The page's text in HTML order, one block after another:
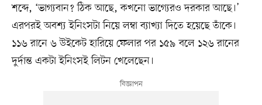
শব্দে, ‘ভাগ্যবান? ঠিক আছে, কখনো ভাগ্যেরও দরকার আছে।’
এরপরই অবশ্য ইনিংসটা নিয়ে লম্বা ব্যাখ্যা দিতে হয়েছে তাঁকে।
১১৬ রানে ৬ উইকেট হারিয়ে ফেলার পর ১৫৯ বলে ১২৬ রানের
দুর্দান্ত একটা ইনিংসই লিটন খেলেছেন।